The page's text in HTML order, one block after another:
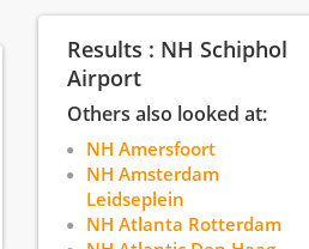
Results : NH Schiphol
Airport
Others also looked at:
NH Amersfoort
NH Amsterdam
Leidseplein
NH Atlanta Rotterdam